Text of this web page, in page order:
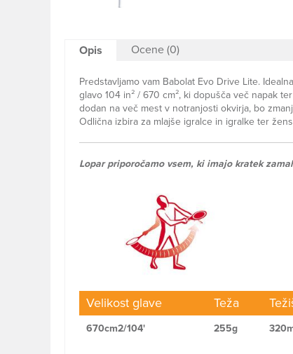
Opis Ocene (0)
Predstavljamo vam Babolat Evo Drive Lite.
glavo 104 in² / 670 cm², ki dopušča več napak
dodan na več mest v notranjosti okvirja, bo
Odlična izbira za mlajše igralce in igralke ter
Lopar priporočamo vsem, ki imajo kratek
Velikost glave Teža
670cm2/104' 255g